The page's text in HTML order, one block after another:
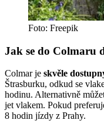
Foto: Freepik
Jak se do Colmaru
Colmar je skvěle
Štrasburku, odkud se
hodinu. Alternativně
jet vlakem. Pokud
8 hodin jízdy z Prahy.